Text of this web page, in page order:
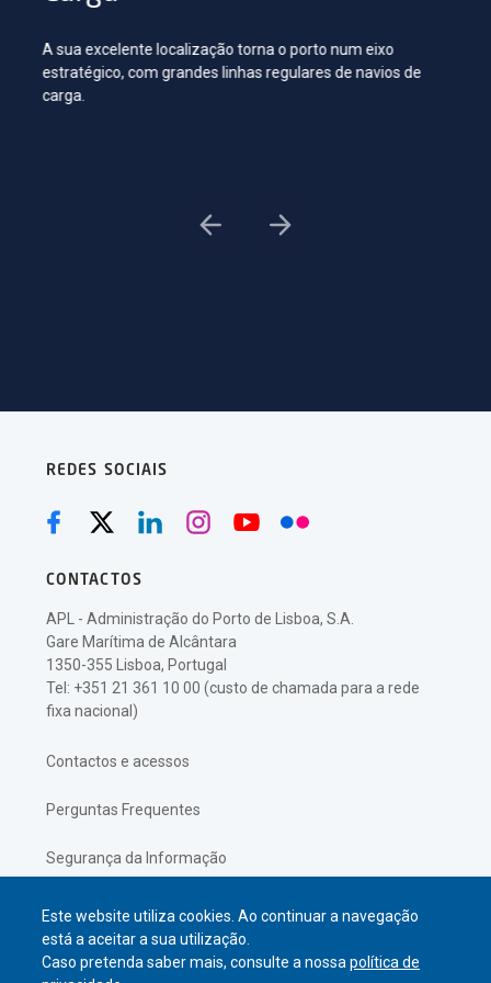
Este website utiliza cookies. Ao continuar a navegação
está a aceitar a sua utilização.
Caso pretenda saber mais, consulte a nossapolítica de
A sua excelente localização torna o porto num eixo
estratégico, com grandes linhas regulares de navios de
carga.
REDES SOCIAIS
CONTACTOS
APL - Administração do Porto de Lisboa, S.A.
Gare Marítima de Alcântara
1350-355 Lisboa, Portugal
Tel: +351 21 361 10 00 (custo de chamada para a rede
fixa nacional)
Contactos e acessos
Perguntas Frequentes
Segurança da Informação
Política de Privacidade